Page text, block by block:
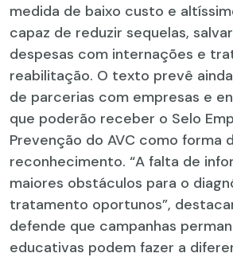
medida de baixo custo e
capaz de reduzir sequelas,
despesas com internações e
reabilitação. O texto prevê
de parcerias com empresas e
que poderão receber o Selo
Prevenção do AVC como forma
reconhecimento. “A falta de
maiores obstáculos para o
tratamento oportunos”,
defende que campanhas
educativas podem fazer a